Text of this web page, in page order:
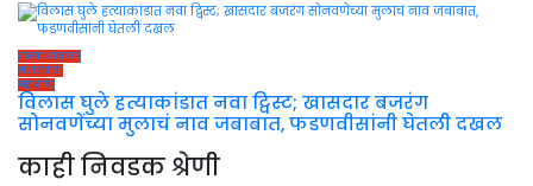
ताज्या बातम्या
मराठवाडा
महाराष्ट्र
विलास घुले हत्याकांडात नवा ट्विस्ट; खासदार बजरंग
सोनवणेंच्या मुलाचं नाव जबाबात, फडणवीसांनी घेतली दखल
काही निवडक श्रेणी